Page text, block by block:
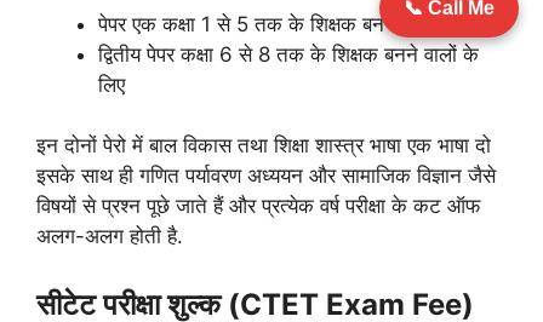
पेपर एक कक्षा 1 से 5 तक के शिक्षक बनने वालों के लिए
द्वितीय पेपर कक्षा 6 से 8 तक के शिक्षक बनने वालों के
लिए
इन दोनों पेरो में बाल विकास तथा शिक्षा शास्त्र भाषा एक भाषा दो
इसके साथ ही गणित पर्यावरण अध्ययन और सामाजिक विज्ञान जैसे
विषयों से प्रश्न पूछे जाते हैं और प्रत्येक वर्ष परीक्षा के कट ऑफ
अलग-अलग होती है.
सीटेट परीक्षा शुल्क (CTET Exam Fee)
📞 Call Me